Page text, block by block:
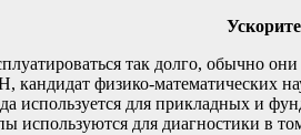
так долго, обычно
физико-математических
используется для прикладных и
для диагностики в